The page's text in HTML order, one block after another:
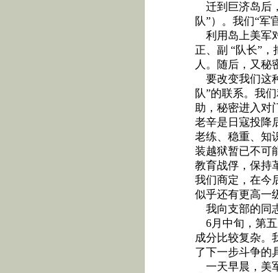
迁到巨济岛后
队”）。我们“军
利用岛上美军
正、副 “队长”
人。随后，又秘
要改变我们这
队”的联系。我
助，秘密进入对
老辛是日寇投降
老练、稳重、知
装越狱暂已不可
教育战俘，保持
我们商定，在今
似乎还有更高一
我向支部的同
6月中旬，第
成分比较复杂。
了下一步斗争的
一天早晨，美